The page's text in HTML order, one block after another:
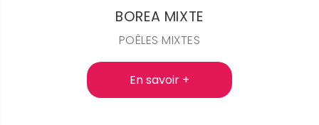
BOREA MIXTE
POÊLES MIXTES
En savoir +